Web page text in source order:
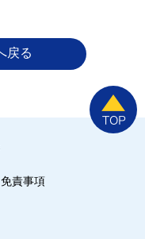
戻る
責事項